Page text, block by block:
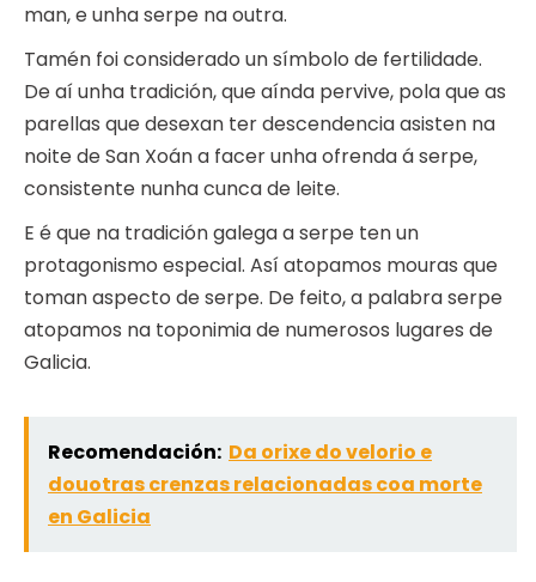
man, e unha serpe na outra.
Tamén foi considerado un símbolo de fertilidade.
De aí unha tradición, que aínda pervive, pola que as
parellas que desexan ter descendencia asisten na
noite de San Xoán a facer unha ofrenda á serpe,
consistente nunha cunca de leite.
E é que na tradición galega a serpe ten un
protagonismo especial. Así atopamos mouras que
toman aspecto de serpe. De feito, a palabra serpe
atopamos na toponimia de numerosos lugares de
Galicia.
Recomendación: Da orixe do velorio e
douotras crenzas relacionadas coa morte
en Galicia